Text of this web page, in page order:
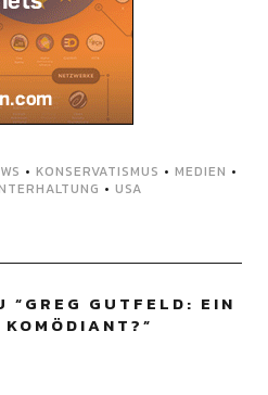
• KONSERVATISMUS • MEDIEN •
• USA
“GREG GUTFELD: EIN
”